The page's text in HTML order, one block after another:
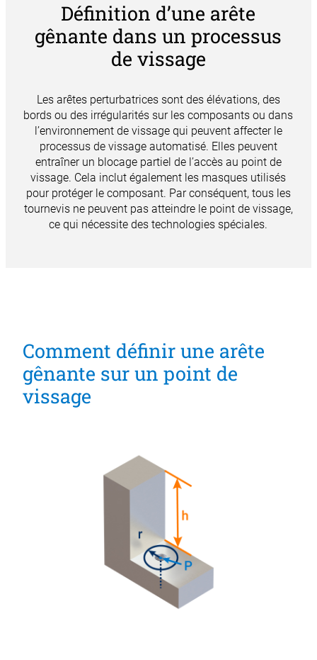
Définition d’une arête
gênante dans un processus
de vissage
Les arêtes perturbatrices sont des élévations, des
bords ou des irrégularités sur les composants ou dans
l’environnement de vissage qui peuvent affecter le
processus de vissage automatisé. Elles peuvent
entraîner un blocage partiel de l’accès au point de
vissage. Cela inclut également les masques utilisés
pour protéger le composant. Par conséquent, tous les
tournevis ne peuvent pas atteindre le point de vissage,
ce qui nécessite des technologies spéciales.
Comment définir une arête
gênante sur un point de
vissage